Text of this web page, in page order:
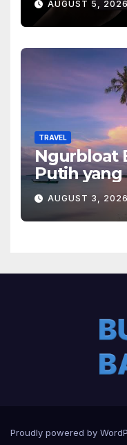
Ponsel
AUGUST 5, 2026
TRAVEL
Ngurbloat
Putih
Alam Tak
AUGUST 3, 2026
Proudly powered by